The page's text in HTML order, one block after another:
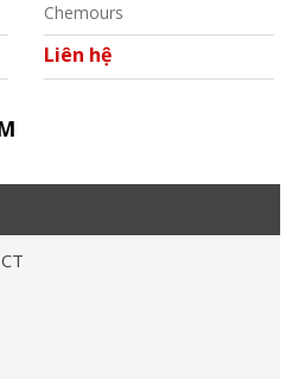
Chemours
Liên hệ